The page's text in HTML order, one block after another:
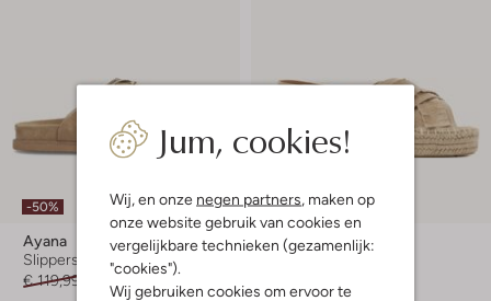
Jum, cookies!
Wij, en onze negen partners , maken op
onze website gebruik van cookies en
vergelijkbare technieken (gezamenlijk:
"cookies").
Wij gebruiken cookies om ervoor te
-50%
Ayana
Slippers
€ 119,99
€ 59,99
-10%
Via Vai
Platte sandalen